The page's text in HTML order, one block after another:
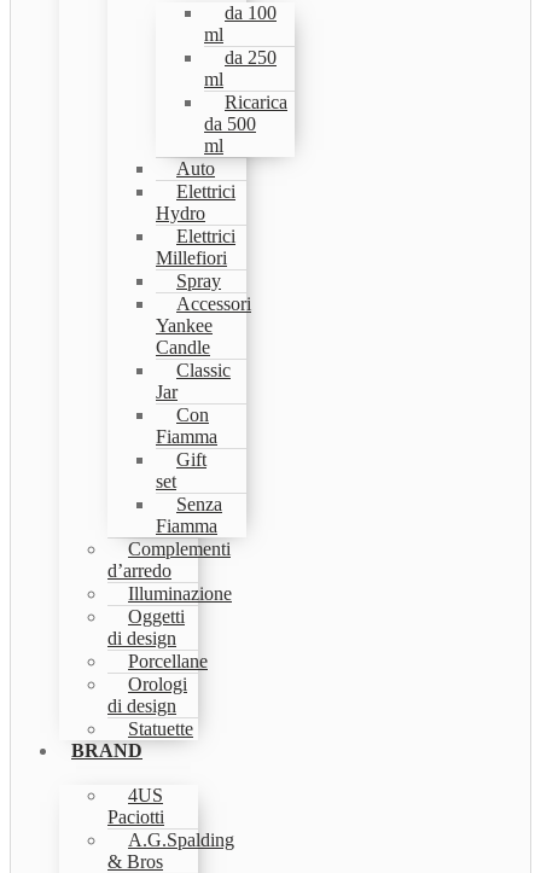
da 100
ml
da 250
ml
Ricarica
da 500
ml
Auto
Elettrici
Hydro
Elettrici
Millefiori
Spray
Accessori
Yankee
Candle
Classic
Jar
Con
Fiamma
Gift
set
Senza
Fiamma
Complementi
d’arredo
Illuminazione
Oggetti
di design
Porcellane
Orologi
di design
Statuette
BRAND
4US
Paciotti
A.G.Spalding
& Bros